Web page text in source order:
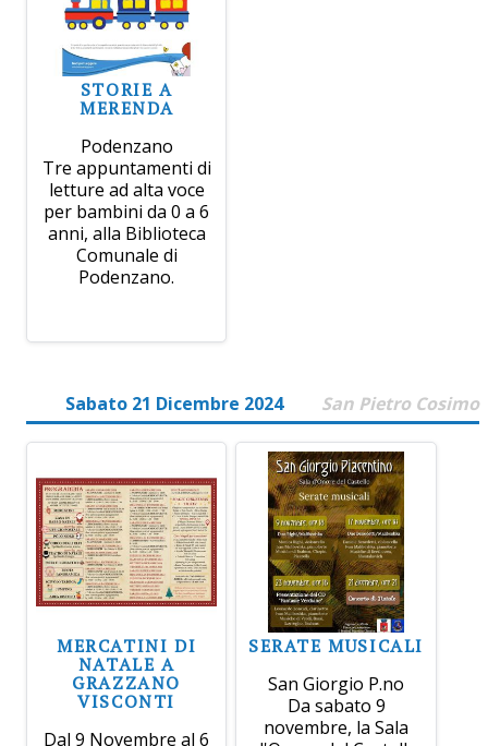
STORIE A
MERENDA
Podenzano
Tre appuntamenti di
letture ad alta voce
per bambini da 0 a 6
anni, alla Biblioteca
Comunale di
Podenzano.
Sabato 21 Dicembre 2024 San Pietro Cosimo
MERCATINI DI
NATALE A
GRAZZANO
VISCONTI
Dal 9 Novembre al 6
SERATE MUSICALI
San Giorgio P.no
Da sabato 9
novembre, la Sala